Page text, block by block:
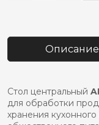
appetitt
спсо-606
ц
Описание
Стол центральный
для обработки
хранения